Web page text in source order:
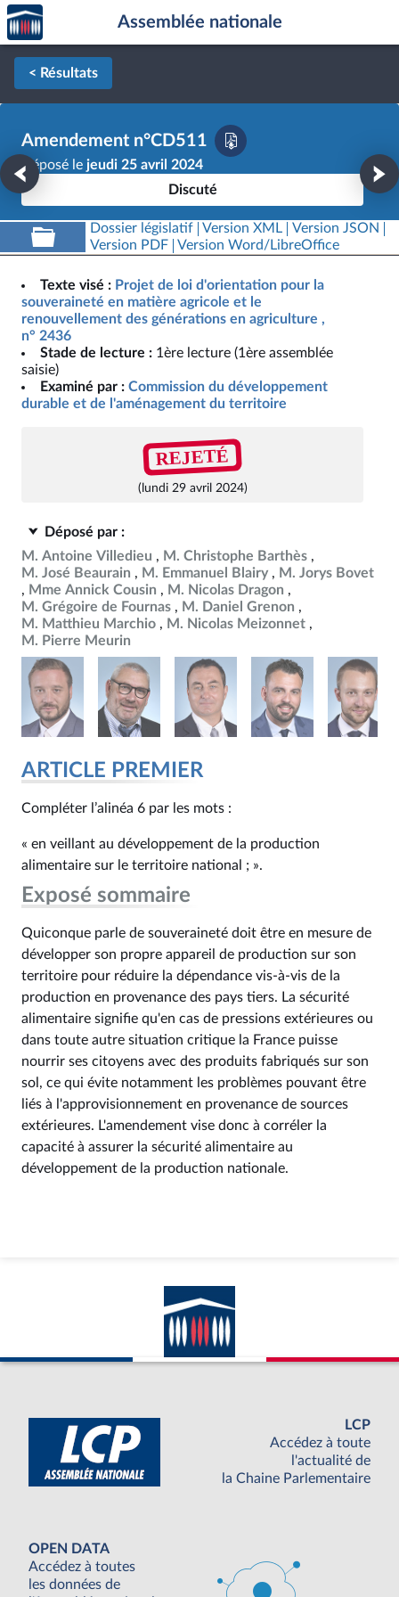
Aller au contenu
Aller en bas de la page
Accèder
à la
page
d'accueil
Assemblée nationale
< Résultats
Amendement n°CD511
Déposé le jeudi 25 avril 2024
Discuté
Dossier législatif Version XML
Version JSON
Version PDF
Version Word/LibreOffice
Texte visé : Projet de loi d'orientation pour la
souveraineté en matière agricole et le
renouvellement des générations en agriculture ,
n° 2436
Stade de lecture : 1ère lecture (1ère assemblée
saisie)
Examiné par : Commission du développement
durable et de l'aménagement du territoire
REJETÉ
(lundi 29 avril 2024)
Déposé par :
M. Antoine Villedieu
M. Christophe Barthès
M. José Beaurain
M. Emmanuel Blairy
M. Jorys Bovet
Mme Annick Cousin
M. Nicolas Dragon
M. Grégoire de Fournas
M. Daniel Grenon
M. Matthieu Marchio
M. Nicolas Meizonnet
M. Pierre Meurin
ARTICLE PREMIER
Compléter l’alinéa 6 par les mots :
« en veillant au développement de la production
alimentaire sur le territoire national ; ».
Exposé sommaire
Quiconque parle de souveraineté doit être en mesure de
développer son propre appareil de production sur son
territoire pour réduire la dépendance vis-à-vis de la
production en provenance des pays tiers. La sécurité
alimentaire signifie qu'en cas de pressions extérieures ou
dans toute autre situation critique la France puisse
nourrir ses citoyens avec des produits fabriqués sur son
sol, ce qui évite notamment les problèmes pouvant être
liés à l'approvisionnement en provenance de sources
extérieures. L'amendement vise donc à corréler la
capacité à assurer la sécurité alimentaire au
développement de la production nationale.
LCP
Accédez à toute
l'actualité de
la Chaine Parlementaire
OPEN DATA
Accédez à toutes
les données de